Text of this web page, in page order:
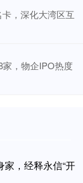
，深化大湾区互
，物企IPO热度
，经释永信“开